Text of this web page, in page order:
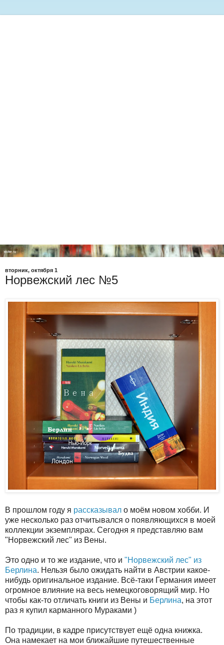
вторник, октября 1
Норвежский лес №5
В прошлом году я рассказывал о моём новом хобби. И
уже несколько раз отчитывался о появляющихся в моей
коллекции экземплярах. Сегодня я представляю вам
"Норвежский лес" из Вены.
Это одно и то же издание, что и "Норвежский лес" из
Берлина. Нельзя было ожидать найти в Австрии какое-
нибудь оригинальное издание. Всё-таки Германия имеет
огромное влияние на весь немецкоговорящий мир. Но
чтобы как-то отличать книги из Вены и Берлина, на этот
раз я купил карманного Мураками )
По традиции, в кадре присутствует ещё одна книжка.
Она намекает на мои ближайшие путешественные